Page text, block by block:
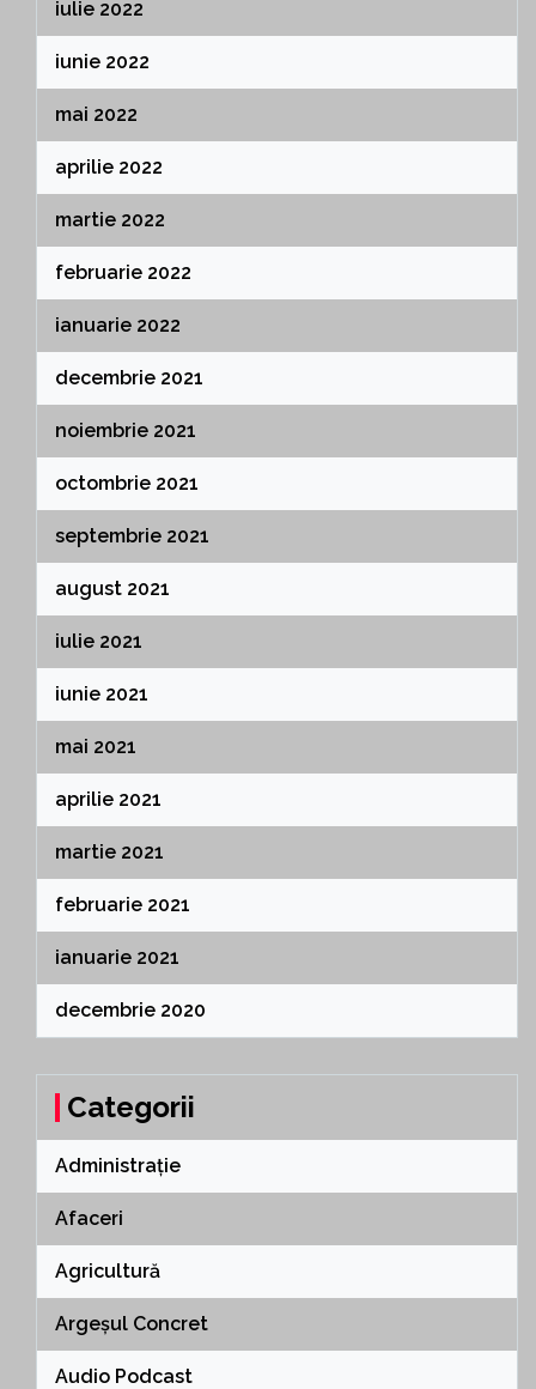
iulie 2022
iunie 2022
mai 2022
aprilie 2022
martie 2022
februarie 2022
ianuarie 2022
decembrie 2021
noiembrie 2021
octombrie 2021
septembrie 2021
august 2021
iulie 2021
iunie 2021
mai 2021
aprilie 2021
martie 2021
februarie 2021
ianuarie 2021
decembrie 2020
Categorii
Administrație
Afaceri
Agricultură
Argeșul Concret
Audio Podcast